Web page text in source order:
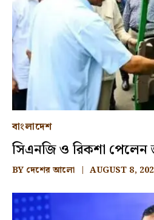
বাংলাদেশ
সিএনজি ও রিকশা পেলেন
BY দেশের আলো AUGUST 8,